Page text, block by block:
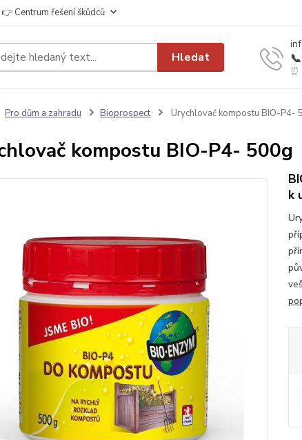
👉 Centrum řešení škůdců
Hledat
⏰
Pro dům a zahradu Bioprospect Urychlovač kompostu BIO-P4-
kompostu BIO-P4- 500g
k